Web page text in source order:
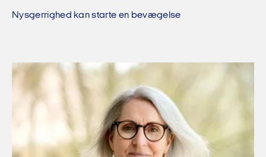
Nysgerrighed kan starte en bevægelse